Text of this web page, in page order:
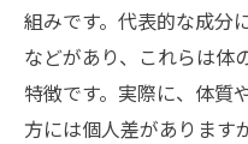
組みです。代表的な成分
などがあり、これらは体
特徴です。実際に、体質
方には個人差があります